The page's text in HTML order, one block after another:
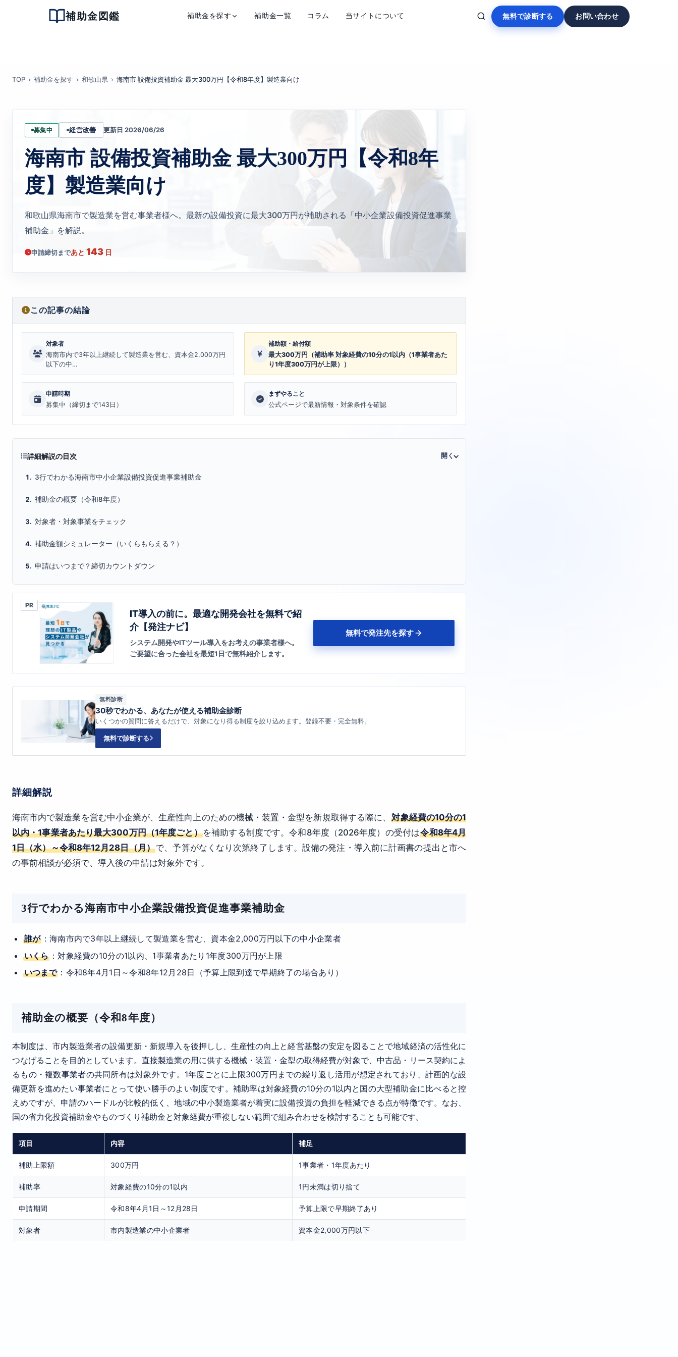
補助金図鑑 補助金を探す 補助金一覧 コラム 当サイトについて 無料で診断する お問い合わせ
TOP 補助金を探す 和歌山県 海南市 設備投資補助金 最大300万円【令和8年度】製造業向け
募集中 経営改善 更新日 2026/06/26
海南市 設備投資補助金 最大300万円【令和8年
度】製造業向け
和歌山県海南市で製造業を営む事業者様へ。最新の設備投資に最大300万円が補助される「中小企業設備投資促進事業
補助金」を解説。
申請締切まであと 143 日
この記事の結論
対象者
海南市内で3年以上継続して製造業を営む、資本金2,000万円
以下の中…
補助額・給付額
最大300万円（補助率 対象経費の10分の1以内（1事業者あた
り1年度300万円が上限））
申請時期
募集中（締切まで143日）
まずやること
公式ページで最新情報・対象条件を確認
詳細解説の目次
3行でわかる海南市中小企業設備投資促進事業補助金
補助金の概要（令和8年度）
対象者・対象事業をチェック
補助金額シミュレーター（いくらもらえる？）
申請はいつまで？締切カウントダウン
PR
IT導入の前に。最適な開発会社を無料で紹
介【発注ナビ】
システム開発やITツール導入をお考えの事業者様へ。
ご要望に合った会社を最短1日で無料紹介します。
無料で発注先を探す
無料診断
30秒でわかる、あなたが使える補助金診断
いくつかの質問に答えるだけで、対象になり得る制度を絞り込めます。登録不要・完全無料。
無料で診断する
詳細解説
海南市内で製造業を営む中小企業が、生産性向上のための機械・装置・金型を新規取得する際に、対象経費の10分の1
以内・1事業者あたり最大300万円（1年度ごと）を補助する制度です。令和8年度（2026年度）の受付は令和8年4月
1日（水）～令和8年12月28日（月）で、予算がなくなり次第終了します。設備の発注・導入前に計画書の提出と市へ
の事前相談が必須で、導入後の申請は対象外です。
3行でわかる海南市中小企業設備投資促進事業補助金
誰が：海南市内で3年以上継続して製造業を営む、資本金2,000万円以下の中小企業者
いくら：対象経費の10分の1以内、1事業者あたり1年度300万円が上限
いつまで ：令和8年4月1日～令和8年12月28日（予算上限到達で早期終了の場合あり）
補助金の概要（令和8年度）
本制度は、市内製造業者の設備更新・新規導入を後押しし、生産性の向上と経営基盤の安定を図ることで地域経済の活性化に
つなげることを目的としています。直接製造業の用に供する機械・装置・金型の取得経費が対象で、中古品・リース契約によ
るもの・複数事業者の共同所有は対象外です。1年度ごとに上限300万円までの繰り返し活用が想定されており、計画的な設
備更新を進めたい事業者にとって使い勝手のよい制度です。補助率は対象経費の10分の1以内と国の大型補助金に比べると控
えめですが、申請のハードルが比較的低く、地域の中小製造業者が着実に設備投資の負担を軽減できる点が特徴です。なお、
国の省力化投資補助金やものづくり補助金と対象経費が重複しない範囲で組み合わせを検討することも可能です。
項目 内容 補足
補助上限額 300万円 1事業者・1年度あたり
補助率 対象経費の10分の1以内 1円未満は切り捨て
申請期間 令和8年4月1日～12月28日 予算上限で早期終了あり
対象者 市内製造業の中小企業者 資本金2,000万円以下